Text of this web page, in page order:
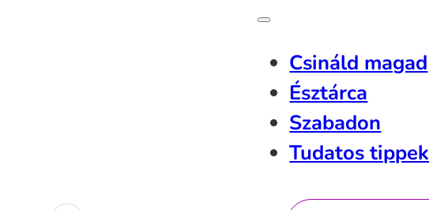
Csináld magad
Észtárca
Szabadon
Tudatos tippek